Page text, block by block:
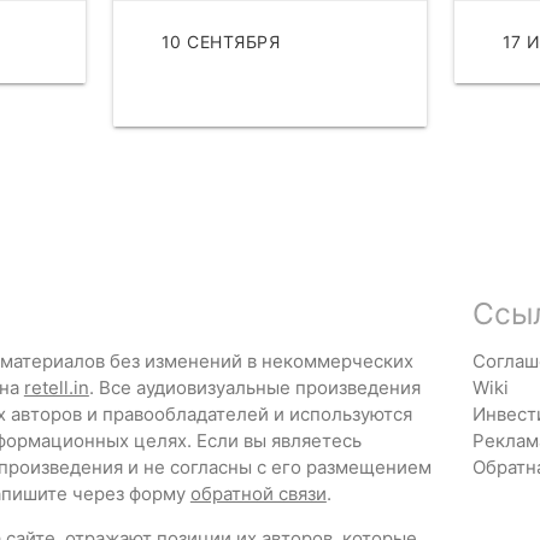
10 СЕНТЯБРЯ 17
без изменений в некоммерческих
retell.in. Все аудиовизуальные произведения
и правообладателей и используются
целях. Если вы являетесь
и не согласны с его размещением
через форму обратной связи.
Wiki